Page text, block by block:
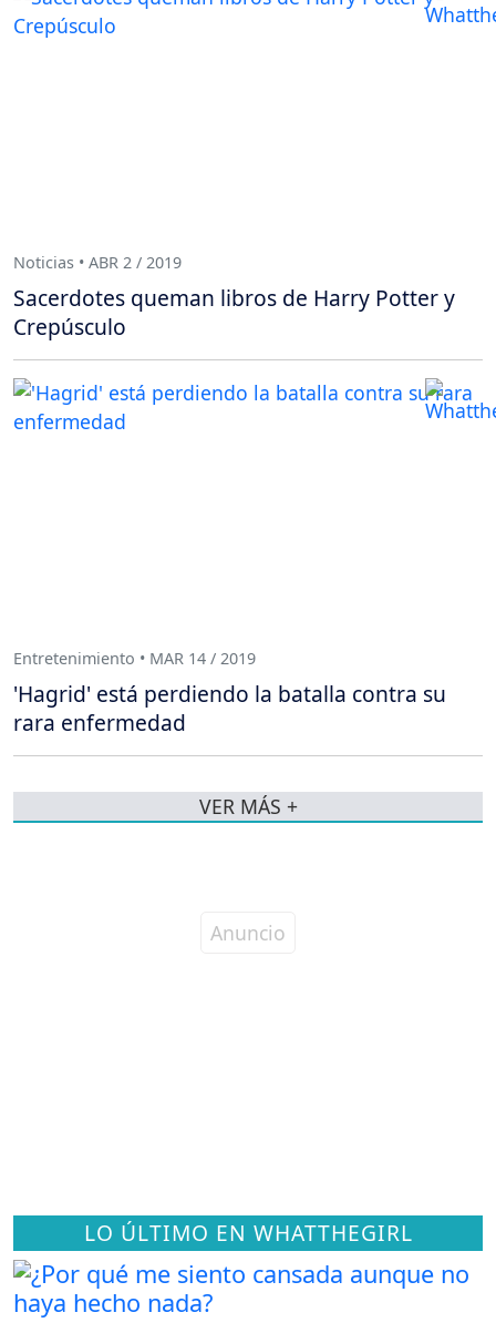
LO ÚLTIMO EN WHATTHEGIRL
Noticias • ABR 2 / 2019
Sacerdotes queman libros de Harry Potter y
Crepúsculo
Entretenimiento • MAR 14 / 2019
'Hagrid' está perdiendo la batalla contra su
rara enfermedad
VER MÁS +